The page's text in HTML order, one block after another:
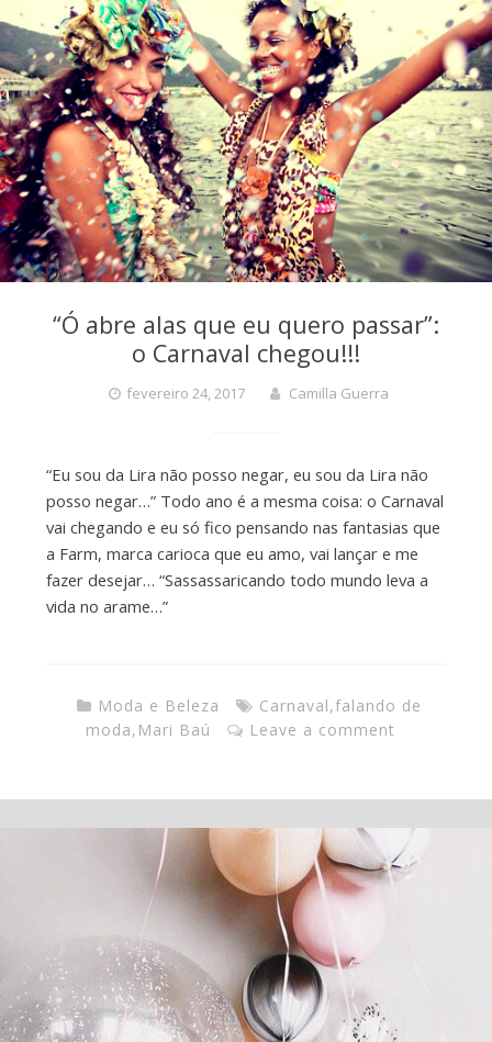
“Ó abre alas que eu quero passar”:
o Carnaval chegou!!!
fevereiro 24, 2017 Camilla Guerra
“Eu sou da Lira não posso negar, eu sou da Lira não
posso negar…” Todo ano é a mesma coisa: o Carnaval
vai chegando e eu só fico pensando nas fantasias que
a Farm, marca carioca que eu amo, vai lançar e me
fazer desejar… “Sassassaricando todo mundo leva a
vida no arame…”
Moda e Beleza Carnaval,falando de
moda, Mari Baú Leave a comment